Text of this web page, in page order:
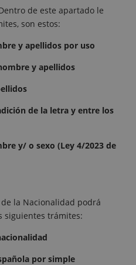
de este apartado le
son estos:
y apellidos por uso
y apellidos
de la letra y entre los
y/ o sexo (Ley 4/2023 de
la Nacionalidad podrá
siguientes trámites:
por simple